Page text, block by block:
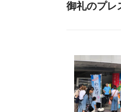
御礼のプレ